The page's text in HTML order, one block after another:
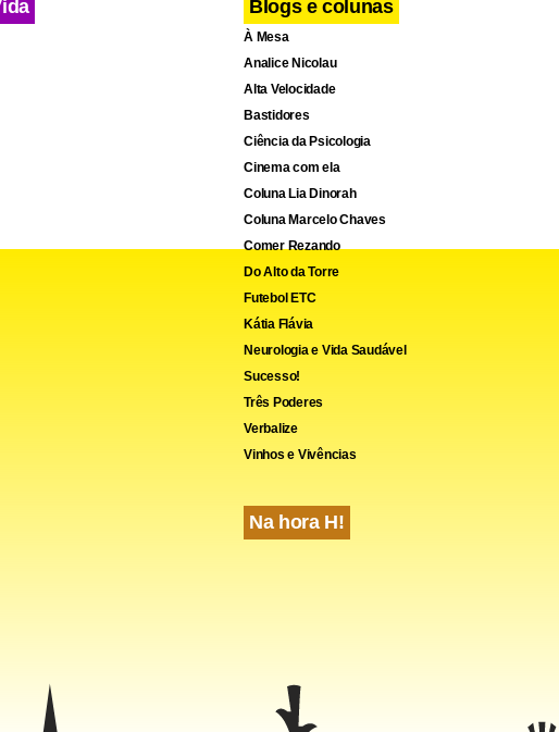
Blogs e colunas
À Mesa
Analice Nicolau
Alta Velocidade
Bastidores
Ciência da Psicologia
Cinema com ela
Coluna Lia Dinorah
Coluna Marcelo Chaves
Comer Rezando
Do Alto da Torre
Futebol ETC
Kátia Flávia
Neurologia e Vida Saudável
Sucesso!
Três Poderes
Verbalize
Vinhos e Vivências
Na hora H!